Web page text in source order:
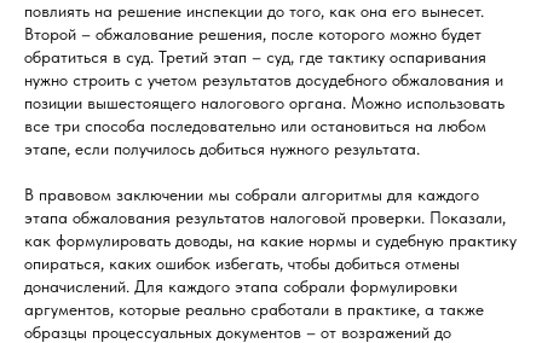
повлиять на решение инспекции до того, как она его вынесет.
Второй – обжалование решения, после которого можно будет
обратиться в суд. Третий этап – суд, где тактику оспаривания
нужно строить с учетом результатов досудебного обжалования и
позиции вышестоящего налогового органа. Можно использовать
все три способа последовательно или остановиться на любом
этапе, если получилось добиться нужного результата.
В правовом заключении мы собрали алгоритмы для каждого
этапа обжалования результатов налоговой проверки. Показали,
как формулировать доводы, на какие нормы и судебную практику
опираться, каких ошибок избегать, чтобы добиться отмены
доначислений. Для каждого этапа собрали формулировки
аргументов, которые реально сработали в практике, а также
образцы процессуальных документов – от возражений до